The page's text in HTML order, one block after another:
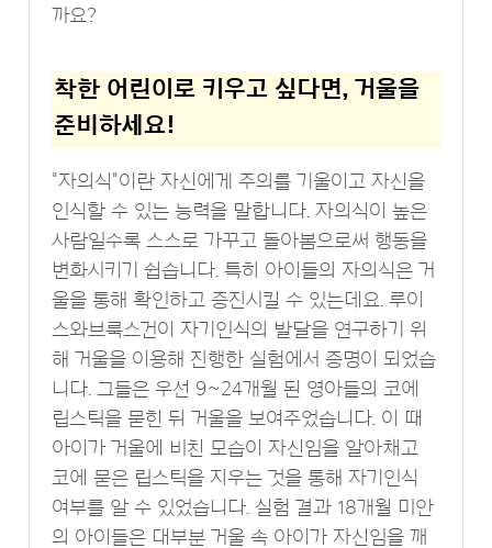
까요?
착한 어린이로 키우고 싶다면, 거울을
준비하세요!
"자의식"이란 자신에게 주의를 기울이고 자신을
인식할 수 있는 능력을 말합니다. 자의식이 높은
사람일수록 스스로 가꾸고 돌아봄으로써 행동을
변화시키기 쉽습니다. 특히 아이들의 자의식은 거
울을 통해 확인하고 증진시킬 수 있는데요. 루이
스와브룩스건이 자기인식의 발달을 연구하기 위
해 거울을 이용해 진행한 실험에서 증명이 되었습
니다. 그들은 우선 9~24개월 된 영아들의 코에
립스틱을 묻힌 뒤 거울을 보여주었습니다. 이 때
아이가 거울에 비친 모습이 자신임을 알아채고
코에 묻은 립스틱을 지우는 것을 통해 자기인식
여부를 알 수 있었습니다. 실험 결과 18개월 미안
의 아이들은 대부분 거울 속 아이가 자신임을 깨